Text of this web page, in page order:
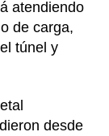
atendiendo
de carga,
túnel y
desde